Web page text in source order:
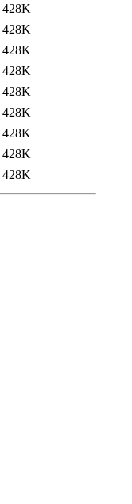
428K
428K
428K
428K
428K
428K
428K
428K
428K